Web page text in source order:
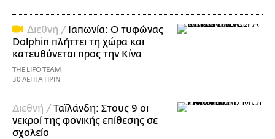
Διεθνή / Ιαπωνία: Ο τυφώνας
Dolphin πλήττει τη χώρα και
κατευθύνεται προς την Κίνα
THE LIFO TEAM
30 ΛΕΠΤΑ ΠΡΙΝ
Διεθνή /Ταϊλάνδη: Στους 9 οι
νεκροί της φονικής επίθεσης σε
σχολείο